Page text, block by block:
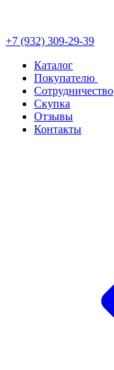
+7 (932) 309-29-39
Каталог
Покупателю
Сотрудничество
Скупка
Отзывы
Контакты